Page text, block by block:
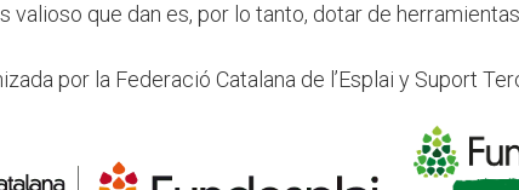
valioso que dan es, por lo tanto, dotar de
por la Federació Catalana de l’Esplai y Suport